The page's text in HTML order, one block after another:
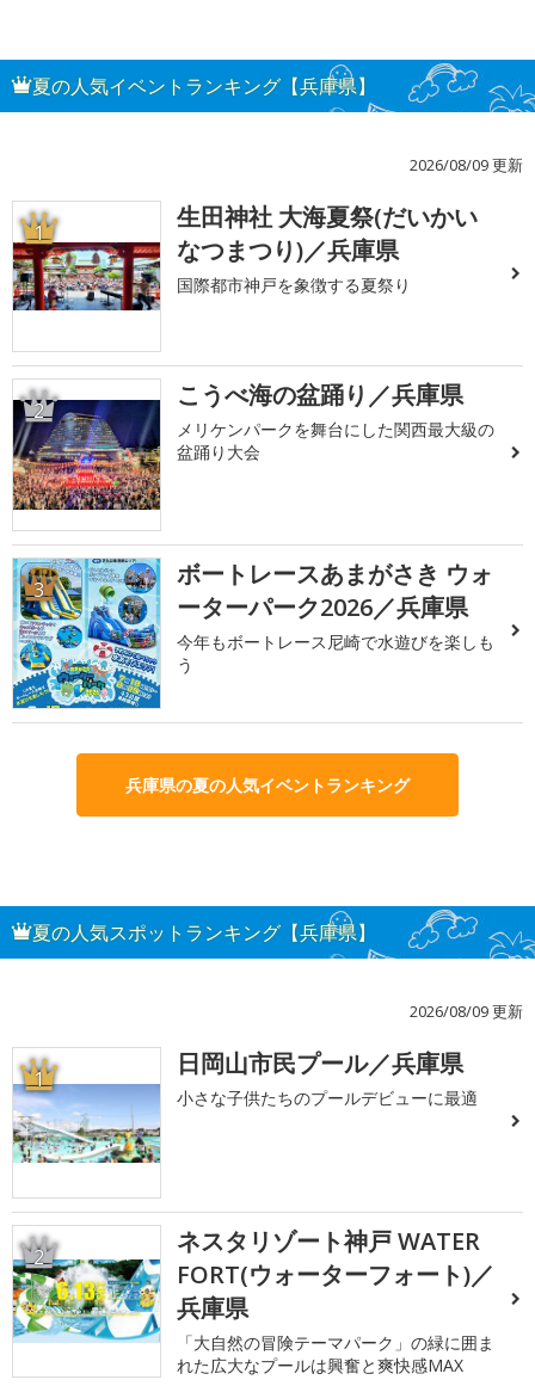
夏の人気イベントランキング【兵庫県】
2026/08/09 更新
1
生田神社 大海夏祭(だいかい
なつまつり)／兵庫県
国際都市神戸を象徴する夏祭り
2 こうべ海の盆踊り／兵庫県
メリケンパークを舞台にした関西最大級の
盆踊り大会
3
ボートレースあまがさき ウォ
ーターパーク2026／兵庫県
今年もボートレース尼崎で水遊びを楽しも
う
兵庫県の夏の人気イベントランキング
夏の人気スポットランキング【兵庫県】
2026/08/09 更新
1 日岡山市民プール／兵庫県
小さな子供たちのプールデビューに最適
2
ネスタリゾート神戸 WATER
FORT(ウォーターフォート)／
兵庫県
「大自然の冒険テーマパーク」の緑に囲ま
れた広大なプールは興奮と爽快感MAX